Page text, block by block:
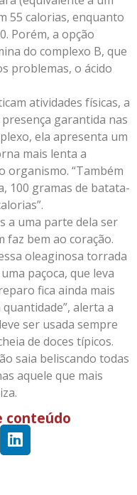
55 calorias, enquanto
Porém, a opção
do complexo B, que
problemas, o ácido
atividades físicas, a
garantida nas
ela apresenta um
mais lenta a
organismo. “Também
100 gramas de batata-
a uma parte dela ser
faz bem ao coração.
oleaginosa torrada
paçoca, que leva
fica ainda mais
alerta a
ser usada sempre
de doces típicos.
saia beliscando todas
aquele que mais
conteúdo